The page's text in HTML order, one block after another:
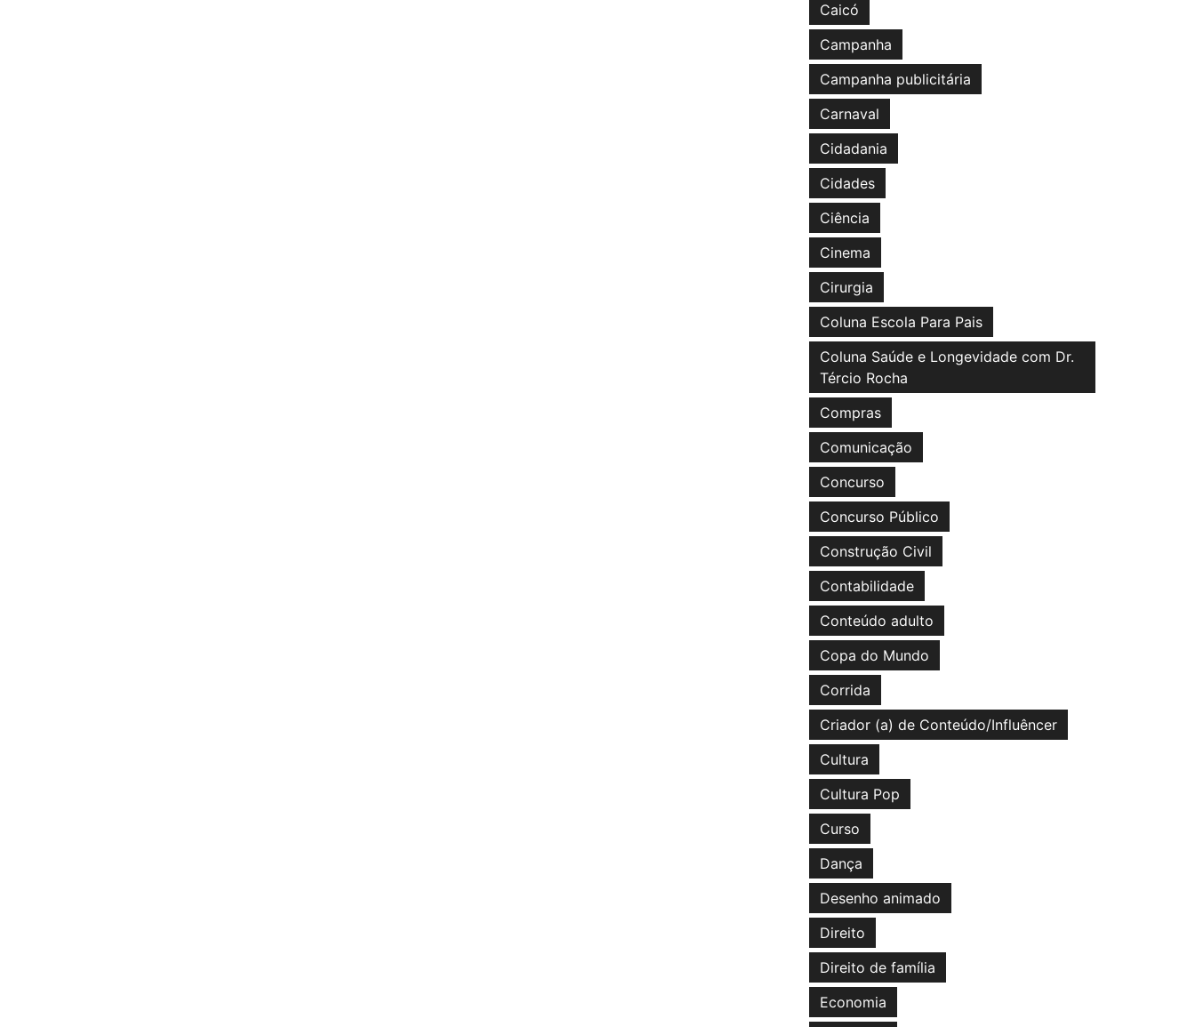
Caicó
Campanha
Campanha publicitária
Carnaval
Cidadania
Cidades
Ciência
Cinema
Cirurgia
Coluna Escola Para Pais
Coluna Saúde e Longevidade com Dr.
Tércio Rocha
Compras
Comunicação
Concurso
Concurso Público
Construção Civil
Contabilidade
Conteúdo adulto
Copa do Mundo
Corrida
Criador (a) de Conteúdo/Influêncer
Cultura
Cultura Pop
Curso
Dança
Desenho animado
Direito
Direito de família
Economia